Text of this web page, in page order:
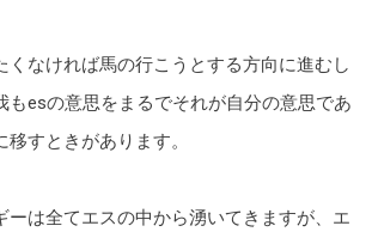
くなければ馬の行こうとする方向に進むし
もesの意思をまるでそれが自分の意思であ
すときがあります。
ーは全てエスの中から湧いてきますが、エ